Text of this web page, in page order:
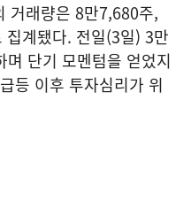
거래량은 8만7,680주,
계됐다. 전일(3일) 3만
단기 모멘텀을 얻었지
등 이후 투자심리가 위